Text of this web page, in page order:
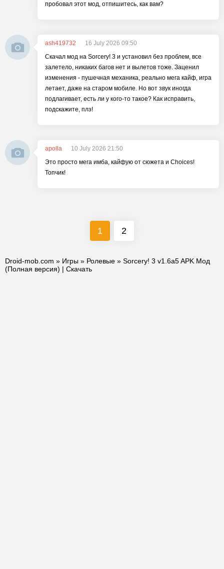
пробовал этот мод, отпишитесь, как вам?
ash419732
16 July 2026 09:50
Скачал мод на Sorcery! 3 и установил без проблем, все
залетело, никаких багов нет и вылетов тоже. Заценил
изменения - пушечная механика, реально мега кайф, игра
летает, даже на старом мобиле. Но вот звук иногда
подлагивает, есть ли у кого-то такое? Как исправить,
подскажите, плз!
apolla
10 July 2026 21:50
Это просто мега имба, кайфую от сюжета и Choices!
Топчик!
1 2
Droid-mob.com » Игры » Ролевые » Sorcery! 3 v1.6a5 APK Мод
(Полная версия) | Скачать